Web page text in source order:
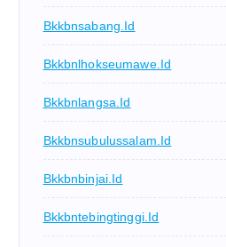
Bkkbnsabang.id
Bkkbnlhokseumawe.id
Bkkbnlangsa.id
Bkkbnsubulussalam.id
Bkkbnbinjai.id
Bkkbntebingtinggi.id